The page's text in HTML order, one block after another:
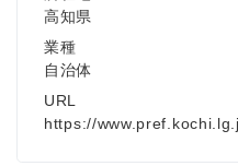
高知県
業種
自治体
URL
https://